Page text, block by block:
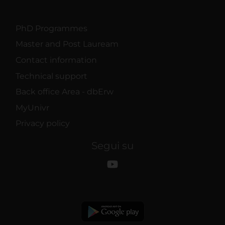
PhD Programmes
Master and Post Lauream
Contact information
Technical support
Back office Area - dbErw
MyUnivr
Privacy policy
Segui su